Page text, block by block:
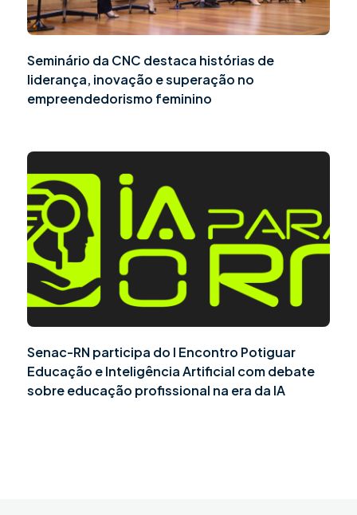
Seminário da CNC destaca histórias de
liderança, inovação e superação no
empreendedorismo feminino
Senac-RN participa do I Encontro Potiguar
Educação e Inteligência Artificial com debate
sobre educação profissional na era da IA